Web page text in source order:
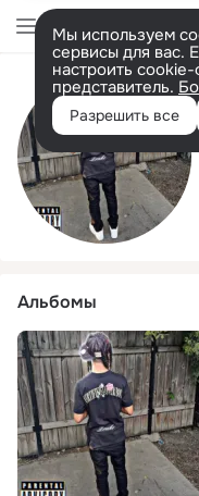
Мы используем
сервисы для вас.
настроить
представитель.
Разрешить все
Альбомы